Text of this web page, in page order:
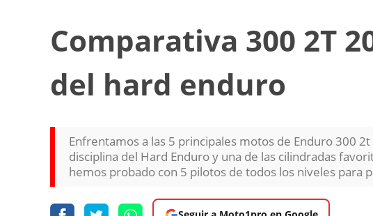
Comparativa 300 2T
del hard enduro
Enfrentamos a las 5 principales motos de Enduro 300
disciplina del Hard Enduro y una de las cilindradas
hemos probado con 5 pilotos de todos los niveles para